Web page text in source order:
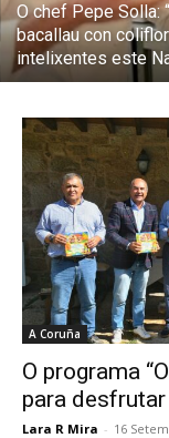
O chef Pepe Solla:
bacallau con
intelixentes este
A Coruña
O programa
para
Lara R Mira - 16